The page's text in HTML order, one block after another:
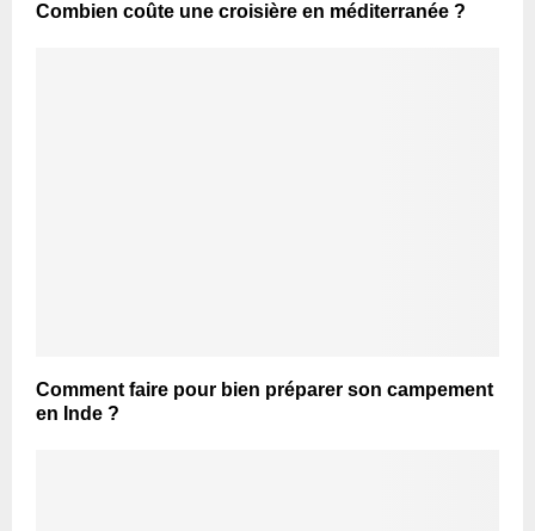
Combien coûte une croisière en méditerranée ?
Comment faire pour bien préparer son campement
en Inde ?